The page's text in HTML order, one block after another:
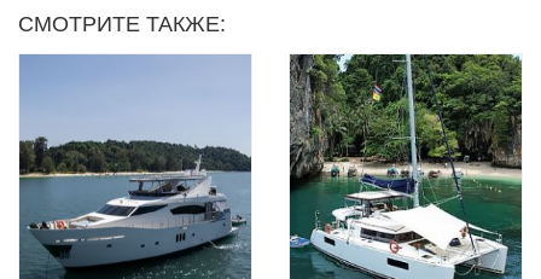
СМОТРИТЕ ТАКЖЕ: